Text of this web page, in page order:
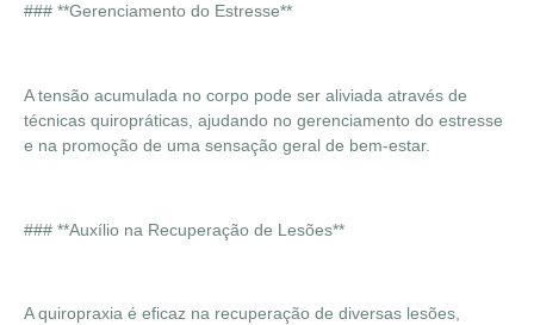
### **Gerenciamento do Estresse**
A tensão acumulada no corpo pode ser aliviada através de
técnicas quiropráticas, ajudando no gerenciamento do estresse
e na promoção de uma sensação geral de bem-estar.
### **Auxílio na Recuperação de Lesões**
A quiropraxia é eficaz na recuperação de diversas lesões,